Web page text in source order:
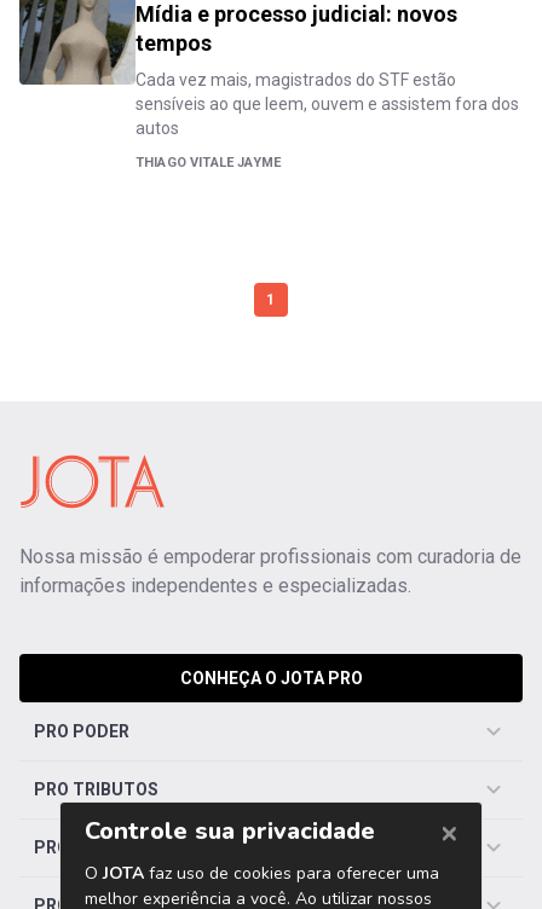
Mídia e processo judicial: novos
tempos
Cada vez mais, magistrados do STF estão
sensíveis ao que leem, ouvem e assistem fora dos
autos
THIAGO VITALE JAYME
1
Nossa missão é empoderar profissionais com curadoria de
informações independentes e especializadas.
CONHEÇA O JOTA PRO
PRO PODER
PRO TRIBUTOS
PRO TRABALHISTA